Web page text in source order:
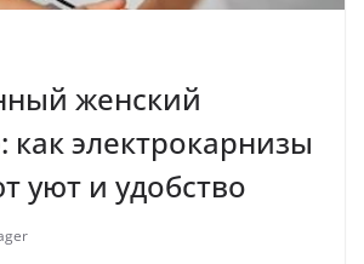
женский
как электрокарнизы
уют и удобство